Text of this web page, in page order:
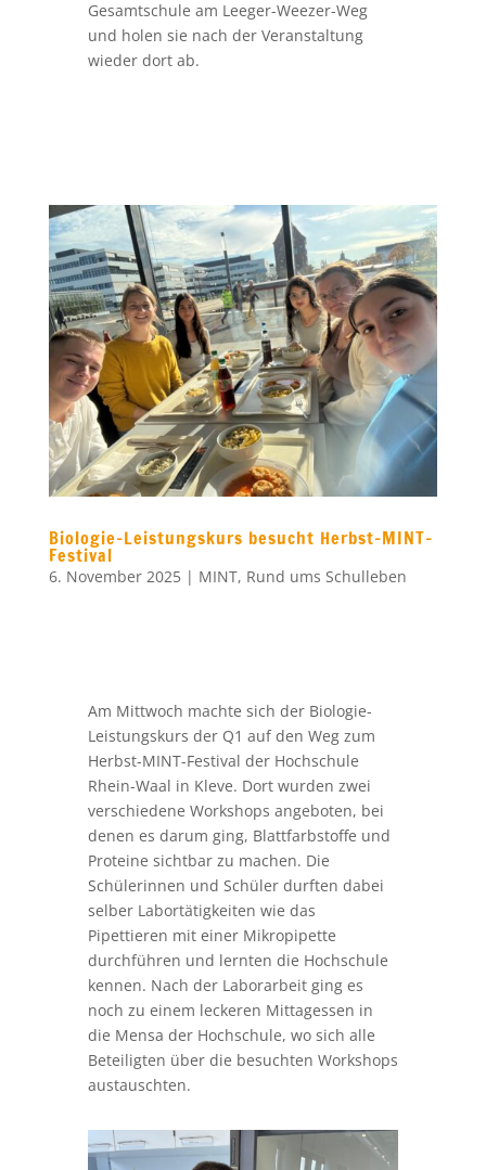
Gesamtschule am Leeger-Weezer-Weg
und holen sie nach der Veranstaltung
wieder dort ab.
Biologie-Leistungskurs besucht Herbst-MINT-
Festival
6. November 2025| MINT, Rund ums Schulleben
Am Mittwoch machte sich der Biologie-
Leistungskurs der Q1 auf den Weg zum
Herbst-MINT-Festival der Hochschule
Rhein-Waal in Kleve. Dort wurden zwei
verschiedene Workshops angeboten, bei
denen es darum ging, Blattfarbstoffe und
Proteine sichtbar zu machen. Die
Schülerinnen und Schüler durften dabei
selber Labortätigkeiten wie das
Pipettieren mit einer Mikropipette
durchführen und lernten die Hochschule
kennen. Nach der Laborarbeit ging es
noch zu einem leckeren Mittagessen in
die Mensa der Hochschule, wo sich alle
Beteiligten über die besuchten Workshops
austauschten.